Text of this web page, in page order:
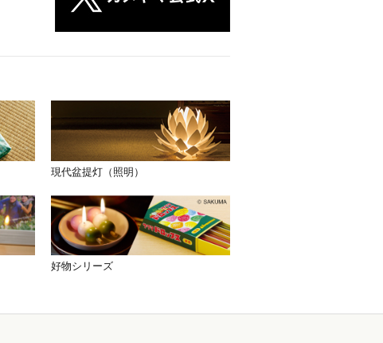
現代盆提灯（照明）
好物シリーズ